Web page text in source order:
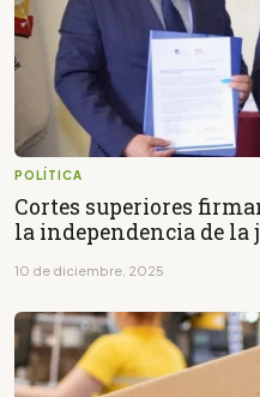
POLÍTICA
Cortes superiores
la independencia de la
10 de diciembre, 2025